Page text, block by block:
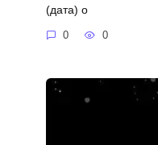
(дата) о
0 0